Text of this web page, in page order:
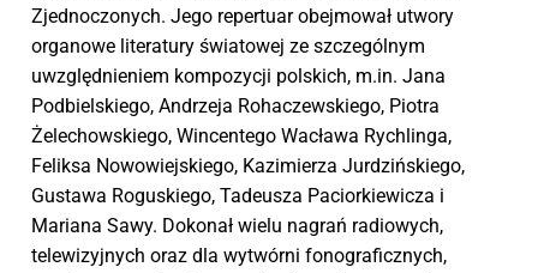
Zjednoczonych. Jego repertuar obejmował utwory
organowe literatury światowej ze szczególnym
uwzględnieniem kompozycji polskich, m.in. Jana
Podbielskiego, Andrzeja Rohaczewskiego, Piotra
Żelechowskiego, Wincentego Wacława Rychlinga,
Feliksa Nowowiejskiego, Kazimierza Jurdzińskiego,
Gustawa Roguskiego, Tadeusza Paciorkiewicza i
Mariana Sawy. Dokonał wielu nagrań radiowych,
telewizyjnych oraz dla wytwórni fonograficznych,